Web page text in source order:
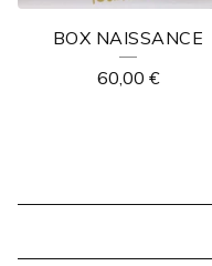
BOX NAISSANCE
60,00 €